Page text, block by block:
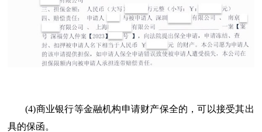
(4)商业银行等金融机构申请财产保全的，可以接受其出
具的保函。